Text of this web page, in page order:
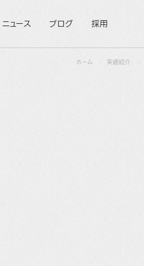
ニュース ブログ 採用
ホーム 実績紹介